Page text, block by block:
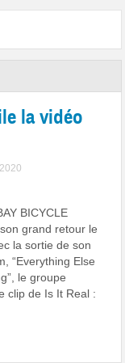
la vidéo
BICYCLE
grand retour le
la sortie de son
“Everything Else
le groupe
clip de Is It Real :